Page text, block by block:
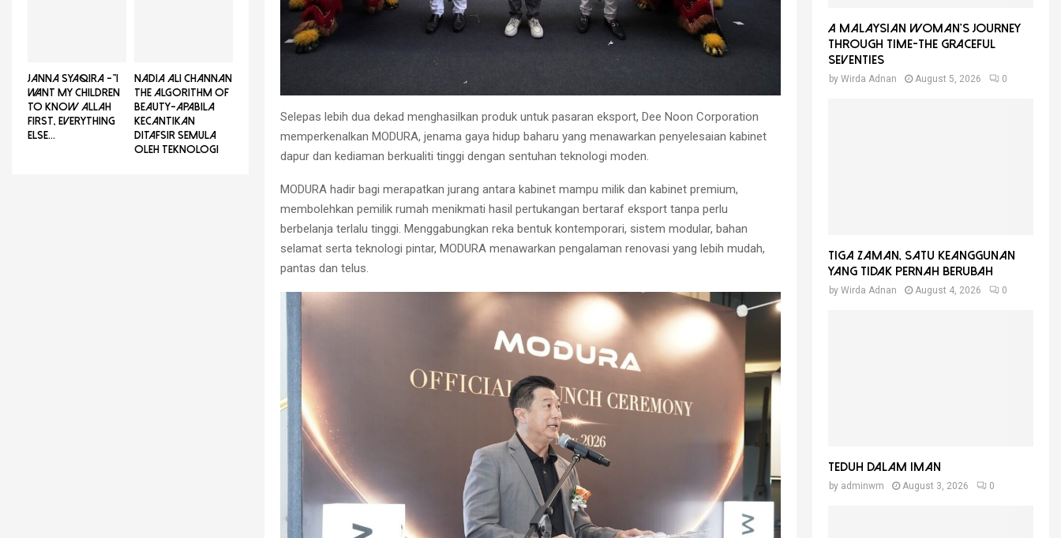
Selepas lebih dua dekad menghasilkan produk untuk pasaran eksport, Dee Noon Corporation
memperkenalkan MODURA, jenama gaya hidup baharu yang menawarkan penyelesaian kabinet
dapur dan kediaman berkualiti tinggi dengan sentuhan teknologi moden.
MODURA hadir bagi merapatkan jurang antara kabinet mampu milik dan kabinet premium,
membolehkan pemilik rumah menikmati hasil pertukangan bertaraf eksport tanpa perlu
berbelanja terlalu tinggi. Menggabungkan reka bentuk kontemporari, sistem modular, bahan
selamat serta teknologi pintar, MODURA menawarkan pengalaman renovasi yang lebih mudah,
pantas dan telus.
JANNA SYAQIRA -”I
WANT MY CHILDREN
TO KNOW ALLAH
FIRST, EVERYTHING
ELSE...
NADIA ALI CHANNAN
THE ALGORITHM OF
BEAUTY-Apabila
Kecantikan
Ditafsir Semula
Oleh Teknologi
A Malaysian Woman’s Journey
Through Time-THE GRACEFUL
SEVENTIES
by Wirda Adnan August 5, 2026 0
Tiga Zaman, Satu Keanggunan
Yang Tidak Pernah Berubah
by Wirda Adnan August 4, 2026 0
Teduh Dalam Iman
by adminwm August 3, 2026 0